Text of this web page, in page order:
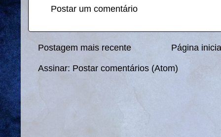
Postar um comentário
Postagem mais recente Página
Assinar: Postar comentários (Atom)